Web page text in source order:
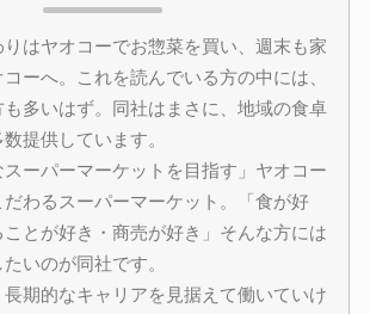
はヤオコーでお惣菜を買い、週末も家
ーへ。これを読んでいる方の中には、
も多いはず。同社はまさに、地域の食卓
提供しています。
スーパーマーケットを目指す」ヤオコー
わるスーパーマーケット。「食が好
ことが好き・商売が好き」そんな方には
いのが同社です。
期的なキャリアを見据えて働いていけ